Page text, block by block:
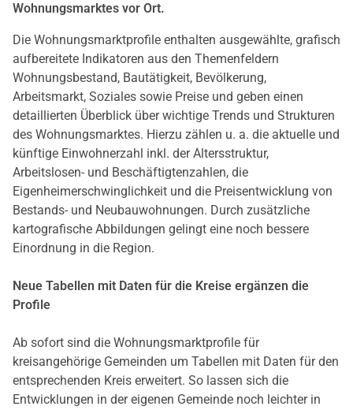
Wohnungsmarktes vor Ort.
Die Wohnungsmarktprofile enthalten ausgewählte, grafisch
aufbereitete Indikatoren aus den Themenfeldern
Wohnungsbestand, Bautätigkeit, Bevölkerung,
Arbeitsmarkt, Soziales sowie Preise und geben einen
detaillierten Überblick über wichtige Trends und Strukturen
des Wohnungsmarktes. Hierzu zählen u. a. die aktuelle und
künftige Einwohnerzahl inkl. der Altersstruktur,
Arbeitslosen- und Beschäftigtenzahlen, die
Eigenheimerschwinglichkeit und die Preisentwicklung von
Bestands- und Neubauwohnungen. Durch zusätzliche
kartografische Abbildungen gelingt eine noch bessere
Einordnung in die Region.
Neue Tabellen mit Daten für die Kreise ergänzen die
Profile
Ab sofort sind die Wohnungsmarktprofile für
kreisangehörige Gemeinden um Tabellen mit Daten für den
entsprechenden Kreis erweitert. So lassen sich die
Entwicklungen in der eigenen Gemeinde noch leichter in